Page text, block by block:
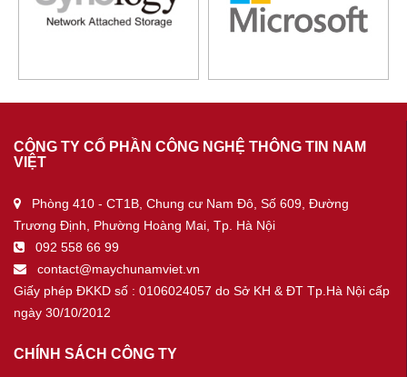
CÔNG TY CỔ PHẦN CÔNG NGHỆ THÔNG TIN NAM
VIỆT
Phòng 410 - CT1B, Chung cư Nam Đô, Số 609, Đường
Trương Định, Phường Hoàng Mai, Tp. Hà Nội
092 558 66 99
contact@maychunamviet.vn
Giấy phép ĐKKD số : 0106024057 do Sở KH & ĐT Tp.Hà Nội cấp
ngày 30/10/2012
CHÍNH SÁCH CÔNG TY